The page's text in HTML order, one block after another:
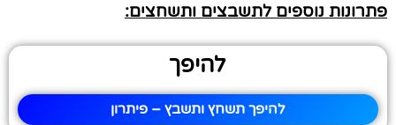
פתרונות נוספים לתשבצים ותשחצים:
להיפך
להיפך תשחץ ותשבץ – פיתרון